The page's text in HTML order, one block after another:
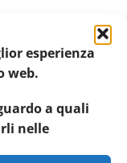
esperienza
web.
a quali
nelle